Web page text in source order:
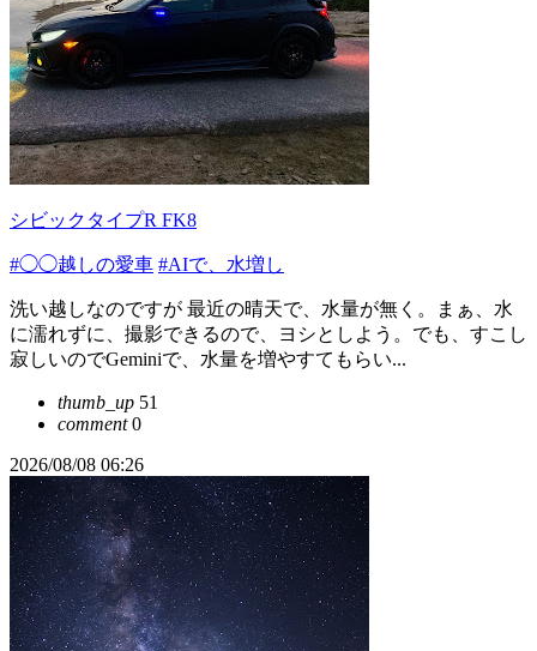
シビックタイプR FK8
#◯◯越しの愛車 #AIで、水増し
洗い越しなのですが 最近の晴天で、水量が無く。まぁ、水
に濡れずに、撮影できるので、ヨシとしよう。でも、すこし
寂しいのでGeminiで、水量を増やすてもらい...
thumb_up 51
comment0
2026/08/08 06:26